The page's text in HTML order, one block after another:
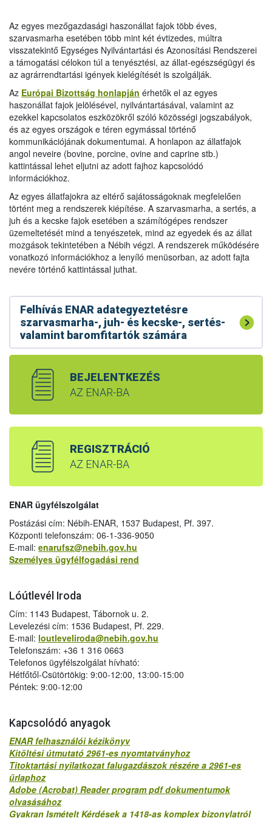
Az egyes mezőgazdasági haszonállat fajok több éves,
szarvasmarha esetében több mint két évtizedes, múltra
visszatekintő Egységes Nyilvántartási és Azonosítási Rendszerei
a támogatási célokon túl a tenyésztési, az állat-egészségügyi és
az agrárrendtartási igények kielégítését is szolgálják.
Az Európai Bizottság honlapján érhetők el az egyes
haszonállat fajok jelölésével, nyilvántartásával, valamint az
ezekkel kapcsolatos eszközökről szóló közösségi jogszabályok,
és az egyes országok e téren egymással történő
kommunikációjának dokumentumai. A honlapon az állatfajok
angol neveire (bovine, porcine, ovine and caprine stb.)
kattintással lehet eljutni az adott fajhoz kapcsolódó
információkhoz.
Az egyes állatfajokra az eltérő sajátosságoknak megfelelően
történt meg a rendszerek kiépítése. A szarvasmarha, a sertés, a
juh és a kecske fajok esetében a számítógépes rendszer
üzemeltetését mind a tenyészetek, mind az egyedek és az állat
mozgások tekintetében a Nébih végzi. A rendszerek működésére
vonatkozó információkhoz a lenyíló menüsorban, az adott fajta
nevére történő kattintással juthat.
Felhívás ENAR adategyeztetésre
szarvasmarha-, juh- és kecske-, sertés-
valamint baromfitartók számára
BEJELENTKEZÉS
AZ ENAR-BA
REGISZTRÁCIÓ
AZ ENAR-BA
ENAR ügyfélszolgálat
Postázási cím: Nébih-ENAR, 1537 Budapest, Pf. 397.
Központi telefonszám: 06-1-336-9050
E-mail: enarufsz@nebih.gov.hu
Személyes ügyfélfogadási rend
Lóútlevél Iroda
Cím: 1143 Budapest, Tábornok u. 2.
Levelezési cím: 1536 Budapest, Pf. 229.
E-mail: loutleveliroda@nebih.gov.hu
Telefonszám: +36 1 316 0663
Telefonos ügyfélszolgálat hívható:
Hétfőtől-Csütörtökig: 9:00-12:00, 13:00-15:00
Péntek: 9:00-12:00
Kapcsolódó anyagok
ENAR felhasználói kézikönyv
Kitöltési útmutató 2961-es nyomtatványhoz
Titoktartási nyilatkozat falugazdászok részére a 2961-es
űrlaphoz
Adobe (Acrobat) Reader program pdf dokumentumok
olvasásához
Gyakran Ismételt Kérdések a 1418-as komplex bizonylatról
személyekre, valamint jogi személyiséggel nem rendelkező
gazdasági társaságokra.
A rendszer üzemeltetésének segítésére központi
ügyfélszolgálati iroda működik. Az iroda postacíme: Nébih,
50. Kérdéseket e-mailben is feltehetnek, az
enarufsz@enar.hucímen.
Tájékoztatjuk, hogy a Baromfi Információs Rendszer
(továbbiakban BIR) adatközlő bizonylatait és hibaleveleit a
következő címre kell küldenie: Nébih, BIR 1537 Budapest Pf.
397.
Bizonylatok, útmutatók
lap
utasítása
2962 Rendelkezés
adathozzáférésről
2962 Rendelkezés
adathozzáférésről bizonylat
kitöltési utasítása
2964 Nyomtatvány
igény bejelentő lap
2964 Nyomtatvány igény
bejelentő lap kitöltési
utasítása
Bejelentőlap
baromfi
törzsállomány
termelésbe
állításáról
Bejelentőlap baromfi
törzsállomány termelésbe
állításáról kitöltési utasítása
FAJ- ÉS FAJTAKÓD LISTA KELTETÉSI JELENTÉSHEZ